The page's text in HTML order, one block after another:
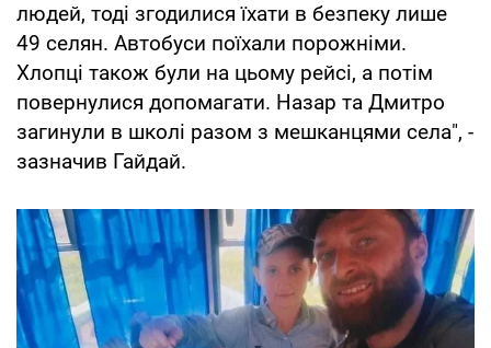
людей, тоді згодилися їхати в безпеку лише
49 селян. Автобуси поїхали порожніми.
Хлопці також були на цьому рейсі, а потім
повернулися допомагати. Назар та Дмитро
загинули в школі разом з мешканцями села", -
зазначив Гайдай.